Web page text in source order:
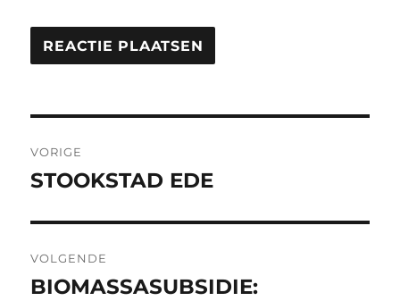
navigatie
VORIGE
Vorig
STOOKSTAD EDE
VOLGENDE
Volgend
BIOMASSASUBSIDIE: